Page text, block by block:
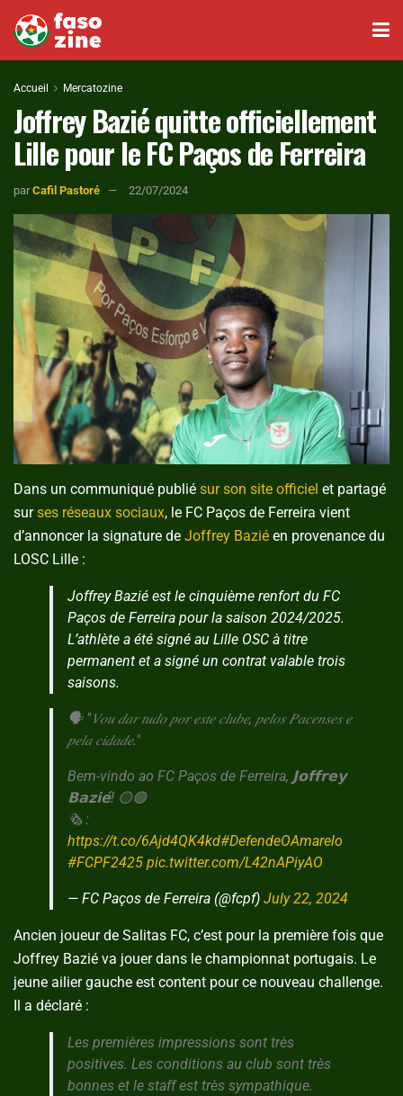
Accueil Mercatozine
Joffrey Bazié quitte officiellement
Lille pour le FC Paços de Ferreira
par Cafil Pastoré 22/07/2024
Dans un communiqué publié sur son site officiel et partagé
surses réseaux sociaux, le FC Paços de Ferreira vient
d’annoncer la signature de Joffrey Bazié en provenance du
LOSC Lille :
Joffrey Bazié est le cinquième renfort du FC
Paços de Ferreira pour la saison 2024/2025.
L’athlète a été signé au Lille OSC à titre
permanent et a signé un contrat valable trois
saisons.
🗣 "𝑉𝑜𝑢 𝑑𝑎𝑟 𝑡𝑢𝑑𝑜 𝑝𝑜𝑟 𝑒𝑠𝑡𝑒 𝑐𝑙𝑢𝑏𝑒, 𝑝𝑒𝑙𝑜𝑠 𝑃𝑎𝑐𝑒𝑛𝑠𝑒𝑠 𝑒
𝑝𝑒𝑙𝑎 𝑐𝑖𝑑𝑎𝑑𝑒."
Bem-vindo ao FC Paços de Ferreira, 𝗝𝗼𝗳𝗳𝗿𝗲𝘆
𝗕𝗮𝘇𝗶𝗲́! 🟡🟢
🗞 :
https://t.co/6Ajd4QK4kd#DefendeOAmarelo
#FCPF2425 pic.twitter.com/L42nAPiyAO
— FC Paços de Ferreira (@fcpf) July 22, 2024
Ancien joueur de Salitas FC, c’est pour la première fois que
Joffrey Bazié va jouer dans le championnat portugais. Le
jeune ailier gauche est content pour ce nouveau challenge.
Il a déclaré :
Les premières impressions sont très
positives. Les conditions au club sont très
bonnes et le staff est très sympathique.